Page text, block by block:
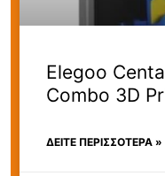
Elegoo
Combo 3D
ΔΕΊΤΕ ΠΕΡΙΣΣΟΤΕΡΑ »